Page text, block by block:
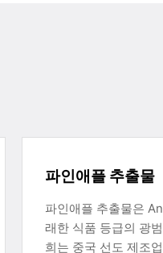
파인애플 추출물
파인애플 추출물은
래한 식품 등급의 광
희는 중국 선도 제조